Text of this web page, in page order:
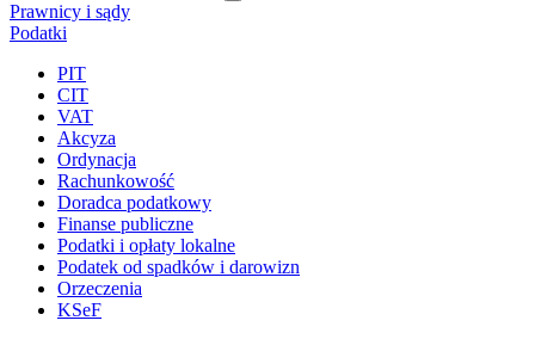
Prawnicy i sądy
Podatki
PIT
CIT
VAT
Akcyza
Ordynacja
Rachunkowość
Doradca podatkowy
Finanse publiczne
Podatki i opłaty lokalne
Podatek od spadków i darowizn
Orzeczenia
KSeF